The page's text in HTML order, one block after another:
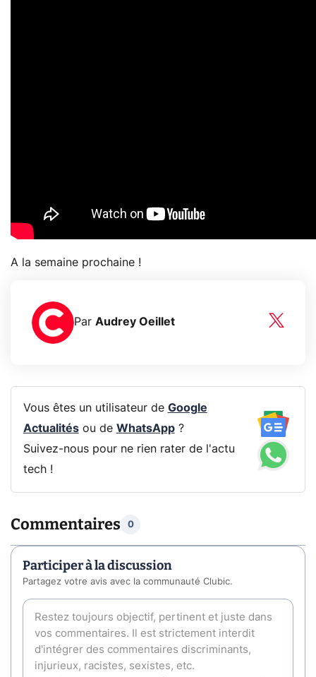
A la semaine prochaine !
Par Audrey Oeillet
Vous êtes un utilisateur de Google
Actualitésou de WhatsApp?
Suivez-nous pour ne rien rater de l'actu
tech !
Commentaires 0
Participer à la discussion
Partagez votre avis avec la communauté Clubic.